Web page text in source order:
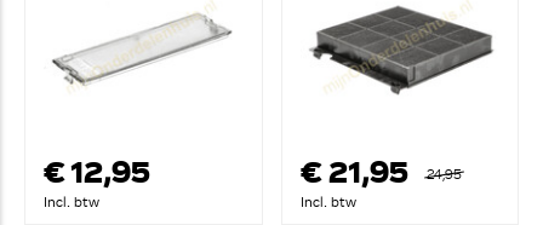
€ 12,95
Incl. btw
€ 21,95
24,95
Incl. btw